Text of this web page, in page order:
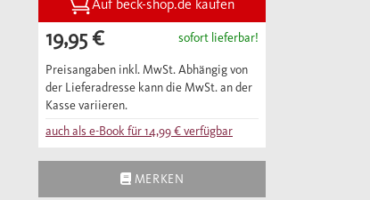
Auf beck-shop.de kaufen
19,95 € sofort lieferbar!
Preisangaben inkl. MwSt. Abhängig von
der Lieferadresse kann die MwSt. an der
Kasse variieren.
auch als e-Book für14,99 €verfügbar
MERKEN